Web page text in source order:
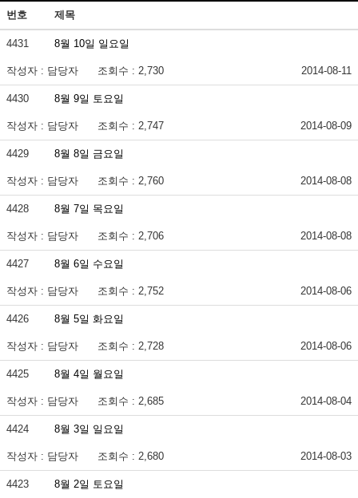
번호 제목
4431 8월 10일 일요일
작성자 : 담당자 조회수 : 2,730 2014-08-11
4430 8월 9일 토요일
작성자 : 담당자 조회수 : 2,747 2014-08-09
4429 8월 8일 금요일
작성자 : 담당자 조회수 : 2,760 2014-08-08
4428 8월 7일 목요일
작성자 : 담당자 조회수 : 2,706 2014-08-08
4427 8월 6일 수요일
작성자 : 담당자 조회수 : 2,752 2014-08-06
4426 8월 5일 화요일
작성자 : 담당자 조회수 : 2,728 2014-08-06
4425 8월 4일 월요일
작성자 : 담당자 조회수 : 2,685 2014-08-04
4424 8월 3일 일요일
작성자 : 담당자 조회수 : 2,680 2014-08-03
4423 8월 2일 토요일